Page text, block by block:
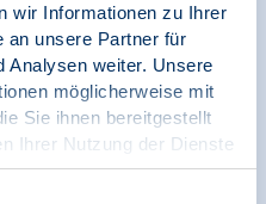
wir Informationen zu Ihrer
an unsere Partner für
Analysen weiter. Unsere
möglicherweise mit
Sie ihnen bereitgestellt
Ihrer Nutzung der Dienste
einem